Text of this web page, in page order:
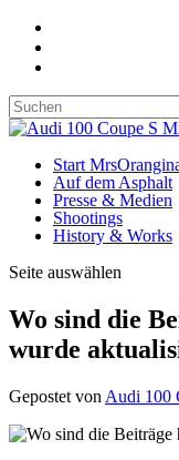
Start
Auf dem Asphalt
Presse & Medien
Shootings
History & Works
Seite auswählen
Wo sind die
wurde
Gepostet von Audi 100